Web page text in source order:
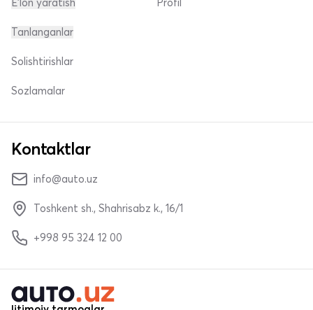
Tanlanganlar
Solishtirishlar
Sozlamalar
Kontaktlar
info@auto.uz
Toshkent sh., Shahrisabz k., 16/1
+998 95 324 12 00